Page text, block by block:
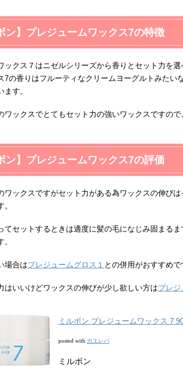
ン】プレジュームワックス7の特徴
ックス７はニゼルシリーズから香りとセット力を
7の香りはフルーティなクリームヨーグルトみたい
す。
ワックスでとてもセット力の強いワックスですの
ン】プレジュームワックス7の評価
ワックスですがセット力がある為ワックスの伸び
てセットするときは適度に髪の毛になじみ固まる
場合はプレジュームグロス１ との併用がおすすめで
はいいけどワックスの伸びが少し欲しい方はプレジ
ミルボン プレジュームワックス 7
posted with カエレバ
ミルボン